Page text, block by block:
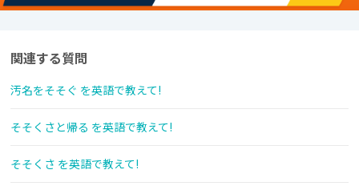
関連する質問
汚名をそそぐ を英語で教えて!
そそくさと帰る を英語で教えて!
そそくさ を英語で教えて!